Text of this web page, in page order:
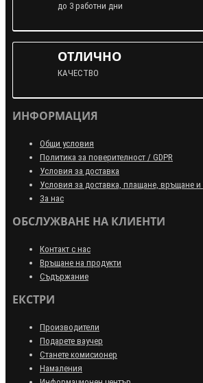
до 3 работни дни
ОТЛИЧНО
КАЧЕСТВО
ИНФОРМАЦИЯ
Общи условия
Политика за поверителност / GDPR
Условия за доставка
Условия за доставка, плащане, връщане и
За нас
ОБСЛУЖВАНЕ НА КЛИЕНТИ
Контакт с нас
Връщане на продукти
Съдържание
ЕКСТРИ
Производители
Подарете ваучер
Станете комисионер
Намаления